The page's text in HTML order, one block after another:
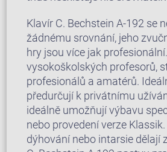
Klavír C. Bechstein A-192 se
žádnému srovnání, jeho
hry jsou více jak
vysokoškolských profesorů,
profesionálů a amatérů.
předurčují k privátnímu
ideálně umožňují výbavu
nebo provedení verze
dýhování nebo intarsie dělají